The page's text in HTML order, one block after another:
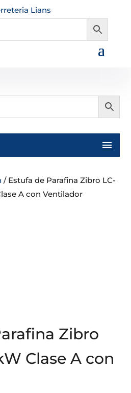
/ Estufa de Parafina Zibro LC-
A con Ventilador
Zibro
Clase A con